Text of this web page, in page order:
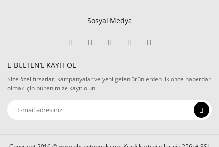
Sosyal Medya
E-BÜLTEN’E KAYIT OL
Size özel fırsatlar, kampanyalar ve yeni gelen ürünlerden ilk önce haberdar
olmak için bültenimize kayıt olun